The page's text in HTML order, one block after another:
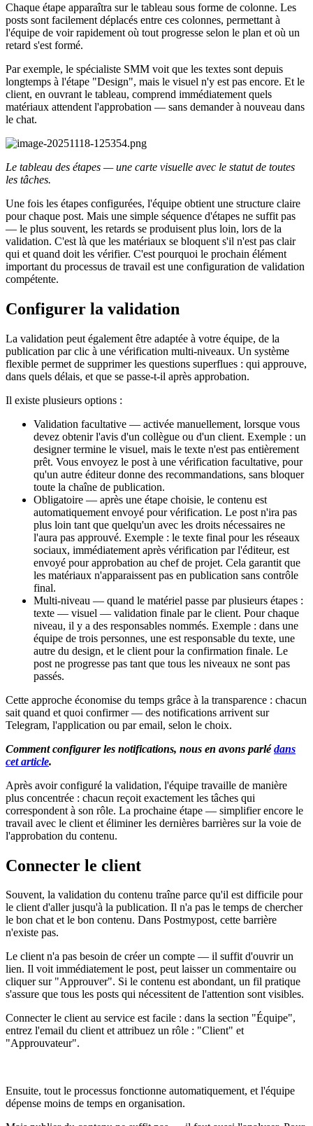
Chaque étape apparaîtra sur le tableau sous forme de colonne. Les
posts sont facilement déplacés entre ces colonnes, permettant à
l'équipe de voir rapidement où tout progresse selon le plan et où un
retard s'est formé.
Par exemple, le spécialiste SMM voit que les textes sont depuis
longtemps à l'étape "Design", mais le visuel n'y est pas encore. Et le
client, en ouvrant le tableau, comprend immédiatement quels
matériaux attendent l'approbation — sans demander à nouveau dans
le chat.
Le tableau des étapes — une carte visuelle avec le statut de toutes
les tâches.
Une fois les étapes configurées, l'équipe obtient une structure claire
pour chaque post. Mais une simple séquence d'étapes ne suffit pas
— le plus souvent, les retards se produisent plus loin, lors de la
validation. C'est là que les matériaux se bloquent s'il n'est pas clair
qui et quand doit les vérifier. C'est pourquoi le prochain élément
important du processus de travail est une configuration de validation
compétente.
Configurer la validation
La validation peut également être adaptée à votre équipe, de la
publication par clic à une vérification multi-niveaux. Un système
flexible permet de supprimer les questions superflues : qui approuve,
dans quels délais, et que se passe-t-il après approbation.
Il existe plusieurs options :
Validation facultative — activée manuellement, lorsque vous
devez obtenir l'avis d'un collègue ou d'un client. Exemple : un
designer termine le visuel, mais le texte n'est pas entièrement
prêt. Vous envoyez le post à une vérification facultative, pour
qu'un autre éditeur donne des recommandations, sans bloquer
toute la chaîne de publication.
Obligatoire — après une étape choisie, le contenu est
automatiquement envoyé pour vérification. Le post n'ira pas
plus loin tant que quelqu'un avec les droits nécessaires ne
l'aura pas approuvé. Exemple : le texte final pour les réseaux
sociaux, immédiatement après vérification par l'éditeur, est
envoyé pour approbation au chef de projet. Cela garantit que
les matériaux n'apparaissent pas en publication sans contrôle
final.
Multi-niveau — quand le matériel passe par plusieurs étapes :
texte — visuel — validation finale par le client. Pour chaque
niveau, il y a des responsables nommés. Exemple : dans une
équipe de trois personnes, une est responsable du texte, une
autre du design, et le client pour la confirmation finale. Le
post ne progresse pas tant que tous les niveaux ne sont pas
passés.
Cette approche économise du temps grâce à la transparence : chacun
sait quand et quoi confirmer — des notifications arrivent sur
Telegram, l'application ou par email, selon le choix.
Comment configurer les notifications, nous en avons parlé dans
cet article.
Après avoir configuré la validation, l'équipe travaille de manière
plus concentrée : chacun reçoit exactement les tâches qui
correspondent à son rôle. La prochaine étape — simplifier encore le
travail avec le client et éliminer les dernières barrières sur la voie de
l'approbation du contenu.
Connecter le client
Souvent, la validation du contenu traîne parce qu'il est difficile pour
le client d'aller jusqu'à la publication. Il n'a pas le temps de chercher
le bon chat et le bon contenu. Dans Postmypost, cette barrière
n'existe pas.
Le client n'a pas besoin de créer un compte — il suffit d'ouvrir un
lien. Il voit immédiatement le post, peut laisser un commentaire ou
cliquer sur "Approuver". Si le contenu est abondant, un fil pratique
s'assure que tous les posts qui nécessitent de l'attention sont visibles.
Connecter le client au service est facile : dans la section "Équipe",
entrez l'email du client et attribuez un rôle : "Client" et
"Approuvateur".
Ensuite, tout le processus fonctionne automatiquement, et l'équipe
dépense moins de temps en organisation.